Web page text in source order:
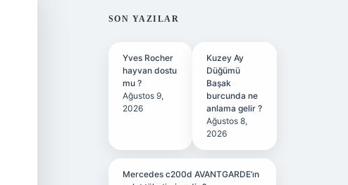
SIDEBAR
SON YAZILAR
Yves Rocher
hayvan dostu
mu ?
Ağustos 9,
2026
Kuzey Ay
Düğümü
Başak
burcunda ne
anlama gelir ?
Ağustos 8,
2026
Mercedes c200d AVANTGARDE’ın